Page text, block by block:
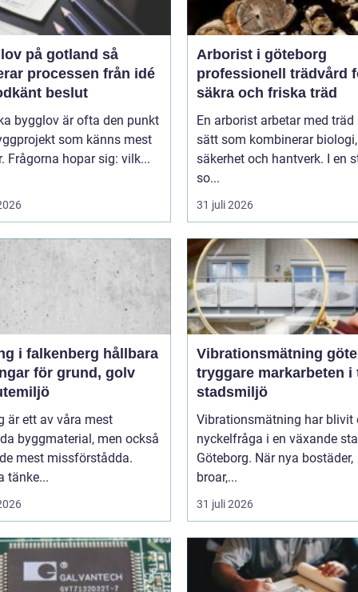
på gotland så
processen från idé
beslut
bygglov är ofta den punkt
som känns mest
Frågorna hopar sig: vilk...
Arborist i göteborg
professionell trädvård
säkra och friska träd
En arborist arbetar med träd
sätt som kombinerar biologi,
säkerhet och hantverk. I en
so...
31 juli 2026
falkenberg hållbara
för grund, golv
är ett av våra mest
byggmaterial, men också
mest missförstådda.
tänke...
Vibrationsmätning
tryggare markarbeten i
stadsmiljö
Vibrationsmätning har blivit
nyckelfråga i en växande
Göteborg. När nya bostäder,
broar,...
31 juli 2026